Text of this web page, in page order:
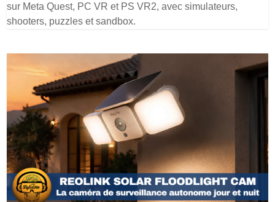
sur Meta Quest, PC VR et PS VR2, avec simulateurs,
shooters, puzzles et sandbox.